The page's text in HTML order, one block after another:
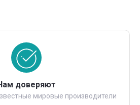
доверяют
мировые производители